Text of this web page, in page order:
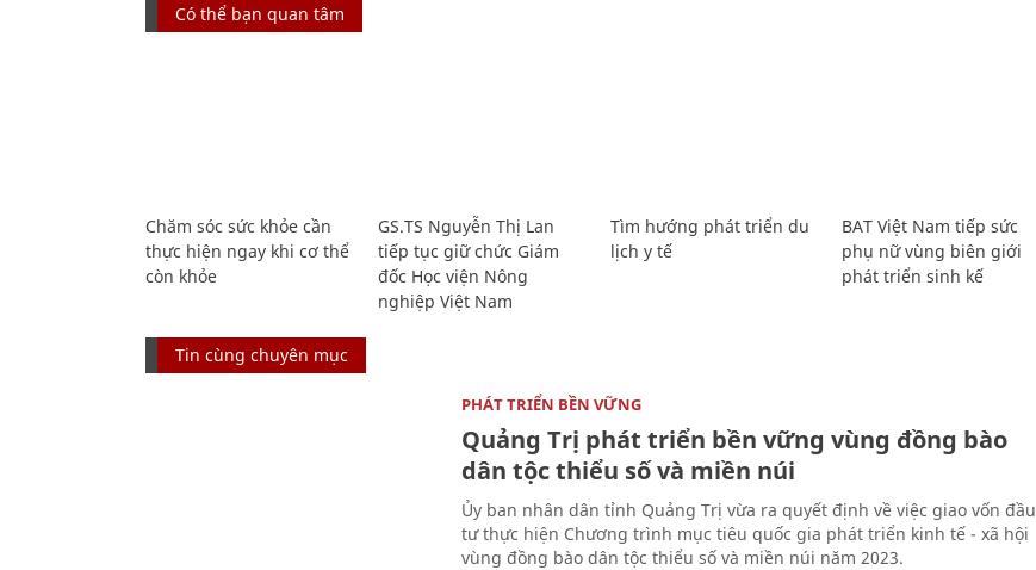
Có thể bạn quan tâm
Chăm sóc sức khỏe cần
thực hiện ngay khi cơ thể
còn khỏe
GS.TS Nguyễn Thị Lan
tiếp tục giữ chức Giám
đốc Học viện Nông
nghiệp Việt Nam
Tìm hướng phát triển du
lịch y tế
BAT Việt Nam tiếp sức
phụ nữ vùng biên giới
phát triển sinh kế
Tin cùng chuyên mục
PHÁT TRIỂN BỀN VỮNG
Quảng Trị phát triển bền vững vùng đồng bào
dân tộc thiểu số và miền núi
Ủy ban nhân dân tỉnh Quảng Trị vừa ra quyết định về việc giao vốn đầu
tư thực hiện Chương trình mục tiêu quốc gia phát triển kinh tế - xã hội
vùng đồng bào dân tộc thiểu số và miền núi năm 2023.